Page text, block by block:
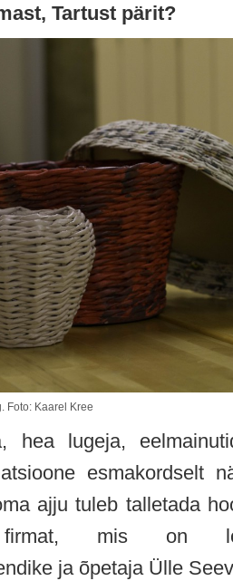
Tartust pärit?
Foto: Kaarel Kree
hea lugeja,
esmakordselt
ajju tuleb talletada
firmat, mis on
ja õpetaja Ülle